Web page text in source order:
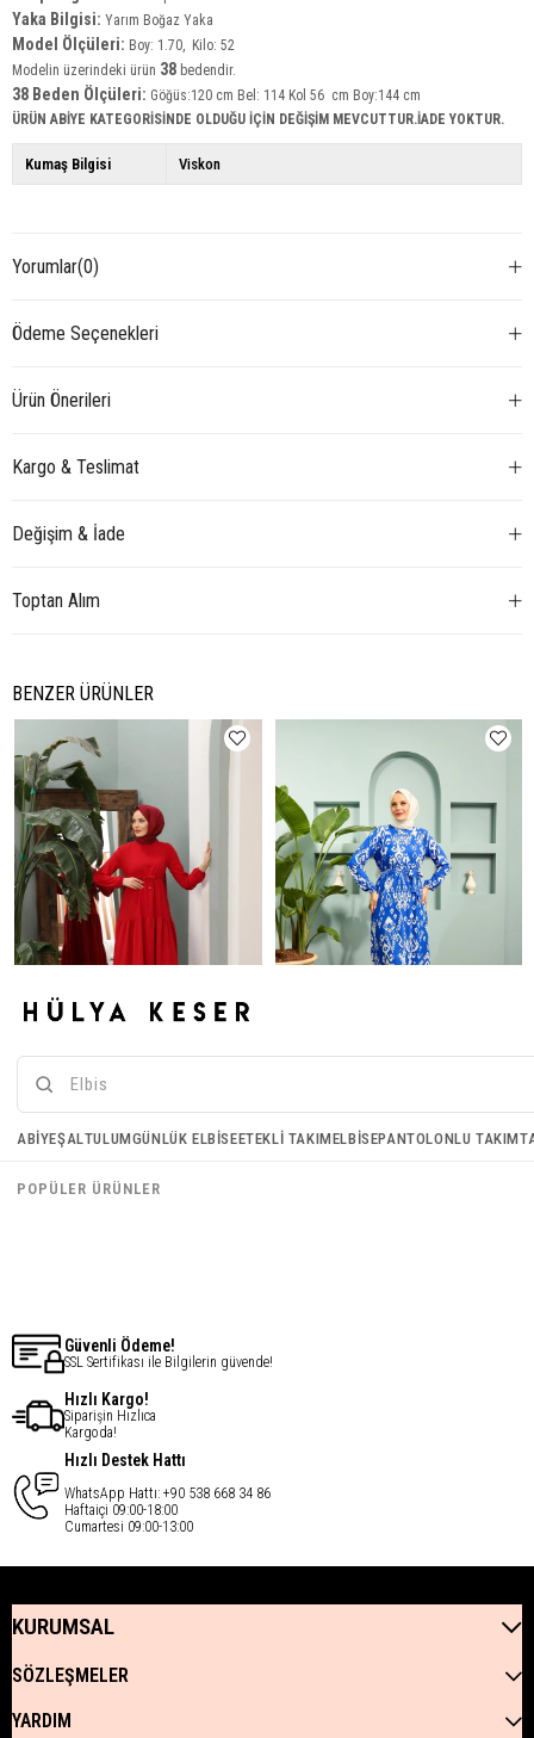
Yaka Bilgisi: Yarım Boğaz Yaka
Model Ölçüleri: Boy: 1.70, Kilo: 52
Modelin üzerindeki ürün 38 bedendir.
38 Beden Ölçüleri: Göğüs:120 cm Bel: 114 Kol 56 cm Boy:144 cm
ÜRÜN ABİYE KATEGORİSİNDE OLDUĞU İÇİN DEĞİŞİM MEVCUTTUR.İADE YOKTUR.
Kumaş Bilgisi Viskon
Yorumlar(0)
Ödeme Seçenekleri
Ürün Önerileri
Kargo & Teslimat
Değişim & İade
Toptan Alım
BENZER ÜRÜNLER
Bel Detay Elbise - Kırmızı Gözde Elbise - Mavi
Güvenli Ödeme!
SSL Sertifikası ile Bilgilerin güvende!
Hızlı Kargo!
Siparişin Hızlıca
Kargoda!
Hızlı Destek Hattı
WhatsApp Hattı: +90 538 668 34 86
Haftaiçi 09:00-18:00
Cumartesi 09:00-13:00
KURUMSAL
SÖZLEŞMELER
YARDIM
ABIYEŞALTULUMGÜNLÜK ELBISEETEKLI TAKIMELBISEPANTOLONLU TAKIM
POPÜLER ÜRÜNLER